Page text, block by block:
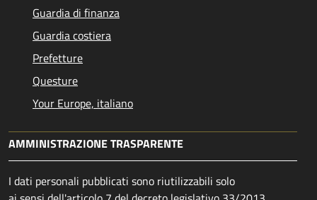
Guardia di finanza
Guardia costiera
Prefetture
Questure
Your Europe, italiano
AMMINISTRAZIONE TRASPARENTE
I dati personali pubblicati sono riutilizzabili solo